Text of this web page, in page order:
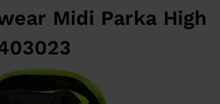
Midi Parka High